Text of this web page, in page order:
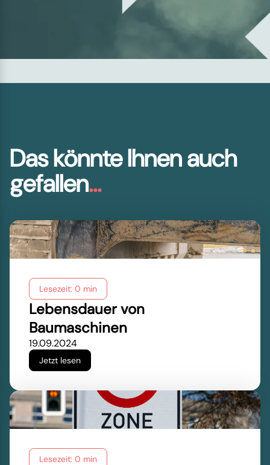
Das könnte Ihnen auch
gefallen...
Lesezeit: 0 min
Lebensdauer von
Baumaschinen
19.09.2024
Jetzt lesen
Lesezeit: 0 min